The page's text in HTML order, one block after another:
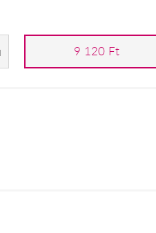
9 120 Ft